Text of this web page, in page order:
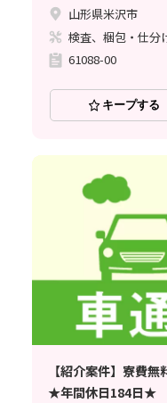
山形県米沢市
61088-00
キープする
【紹介案件】寮費
★年間休日184日★